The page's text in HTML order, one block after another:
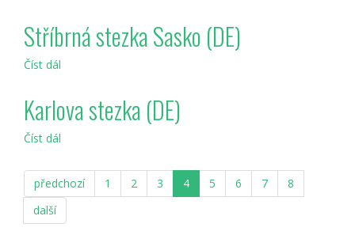
přírody
Stříbrná stezka Sasko (DE)
Číst dál
(DE)
Karlova stezka (DE)
Číst dál
(DE)
předchozí
1 2 3 4 5 6 7
8
další